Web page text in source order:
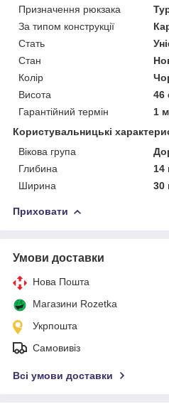
Призначення рюкзака
За типом конструкції
Стать
Стан
Колір
Висота
46
Гарантійний термін
1
Користувальницькі
Вікова група
Глибина
14
Ширина
30
Приховати
Умови доставки
Нова Пошта
Магазини Rozetka
Укрпошта
Самовивіз
Всі умови доставки